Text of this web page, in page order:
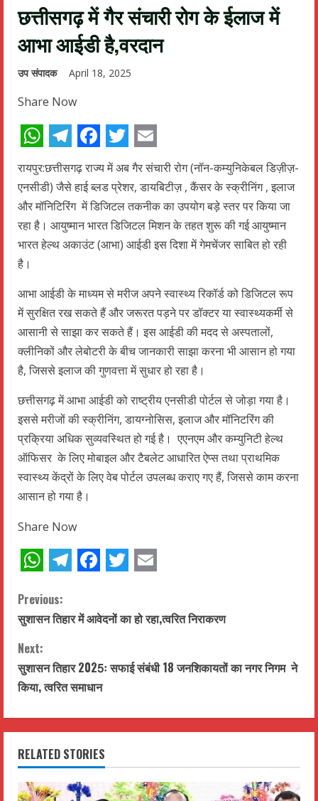
छत्तीसगढ़ में गैर संचारी रोग के ईलाज में
आभा आईडी है,वरदान
उप संपादक April 18, 2025
Share Now
WhatsApp
Telegram
Facebook
Twitter
Email
रायपुर:छत्तीसगढ़ राज्य में अब गैर संचारी रोग (नॉन-कम्युनिकेबल डिज़ीज़-
एनसीडी) जैसे हाई ब्लड प्रेशर, डायबिटीज़ , कैंसर के स्क्रीनिंग , इलाज
और मॉनिटिरिंग में डिजिटल तकनीक का उपयोग बड़े स्तर पर किया जा
रहा है। आयुष्मान भारत डिजिटल मिशन के तहत शुरू की गई आयुष्मान
भारत हेल्थ अकाउंट (आभा) आईडी इस दिशा में गेमचेंजर साबित हो रही
है।
आभा आईडी के माध्यम से मरीज अपने स्वास्थ्य रिकॉर्ड को डिजिटल रूप
में सुरक्षित रख सकते हैं और जरूरत पड़ने पर डॉक्टर या स्वास्थ्यकर्मी से
आसानी से साझा कर सकते हैं। इस आईडी की मदद से अस्पतालों,
क्लीनिकों और लेबोटरी के बीच जानकारी साझा करना भी आसान हो गया
है, जिससे इलाज की गुणवत्ता में सुधार हो रहा है।
छत्तीसगढ़ में आभा आईडी को राष्ट्रीय एनसीडी पोर्टल से जोड़ा गया है।
इससे मरीजों की स्क्रीनिंग, डायग्नोसिस, इलाज और मॉनिटरिंग की
प्रक्रिया अधिक सुव्यवस्थित हो गई है। एएनएम और कम्युनिटी हेल्थ
ऑफिसर के लिए मोबाइल और टैबलेट आधारित ऐप्स तथा प्राथमिक
स्वास्थ्य केंद्रों के लिए वेब पोर्टल उपलब्ध कराए गए हैं, जिससे काम करना
आसान हो गया है।
Share Now
C
o
n
t
i
n
u
Previous:
सुशासन तिहार में आवेदनों का हो रहा,त्वरित निराकरण
Next:
सुशासन तिहार 2025ः सफाई संबंधी 18 जनशिकायतों का नगर निगम ने
किया, त्वरित समाधान
RELATED STORIES